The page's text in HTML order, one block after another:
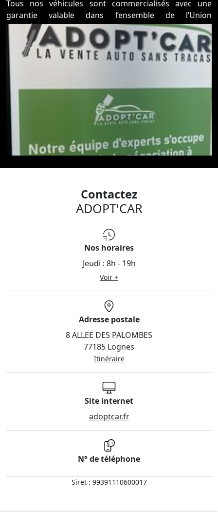
Tous nos véhicules sont commercialisés avec une
garantie valable dans l’ensemble de l’Union
européenne, afin de vous offrir une protection
optimale et une totale tranquillité d’esprit.
Pour simplifier votre projet automobile et vous garantir
une expérience fluide et maîtrisée, nous proposons
une offre de services complémentaires sur mesure :
- Recherche personnalisée de votre véhicule, selon vos
critères précis (budget, motorisation, équipements,
- Solutions de financement adaptées à votre situation,
- Prise en charge complète des formalités
administratives
- Livraison du véhicule à l’adresse de votre choix, avec
- Extensions de garantie pouvant aller jusqu’à 60 mois
Pour toutes informations, n'hésitez pas à nous
Contactez
ADOPT'CAR
Nos horaires
Jeudi : 8h - 19h
Voir +
Adresse postale
8 ALLEE DES PALOMBES
77185 Lognes
Itinéraire
Site internet
adoptcar.fr
N° de téléphone
Siret : 99391110600017